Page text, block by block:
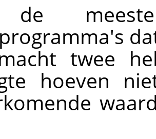
meeste
twee
hoeven